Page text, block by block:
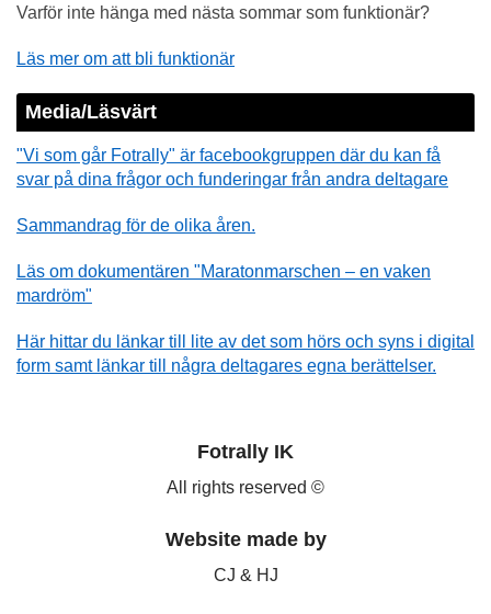
Varför inte hänga med nästa sommar som funktionär?
Läs mer om att bli funktionär
Media/Läsvärt
"Vi som går Fotrally" är facebookgruppen där du kan få
svar på dina frågor och funderingar från andra deltagare
Sammandrag för de olika åren.
Läs om dokumentären "Maratonmarschen – en vaken
mardröm"
Här hittar du länkar till lite av det som hörs och syns i digital
form samt länkar till några deltagares egna berättelser.
Fotrally IK
All rights reserved ©
Website made by
CJ & HJ